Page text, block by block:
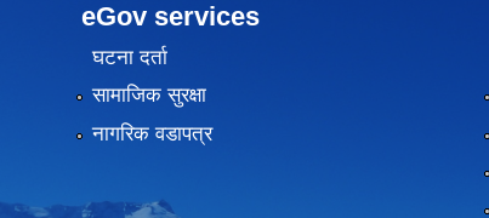
eGov services
घटना दर्ता
सामाजिक सुरक्षा
नागरिक वडापत्र